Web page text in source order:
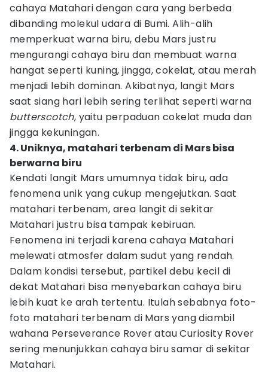
cahaya Matahari dengan cara yang berbeda
dibanding molekul udara di Bumi. Alih-alih
memperkuat warna biru, debu Mars justru
mengurangi cahaya biru dan membuat warna
hangat seperti kuning, jingga, cokelat, atau merah
menjadi lebih dominan. Akibatnya, langit Mars
saat siang hari lebih sering terlihat seperti warna
butterscotch, yaitu perpaduan cokelat muda dan
jingga kekuningan.
4. Uniknya, matahari terbenam di Mars bisa
berwarna biru
Kendati langit Mars umumnya tidak biru, ada
fenomena unik yang cukup mengejutkan. Saat
matahari terbenam, area langit di sekitar
Matahari justru bisa tampak kebiruan.
Fenomena ini terjadi karena cahaya Matahari
melewati atmosfer dalam sudut yang rendah.
Dalam kondisi tersebut, partikel debu kecil di
dekat Matahari bisa menyebarkan cahaya biru
lebih kuat ke arah tertentu. Itulah sebabnya foto-
foto matahari terbenam di Mars yang diambil
wahana Perseverance Rover atau Curiosity Rover
sering menunjukkan cahaya biru samar di sekitar
Matahari.